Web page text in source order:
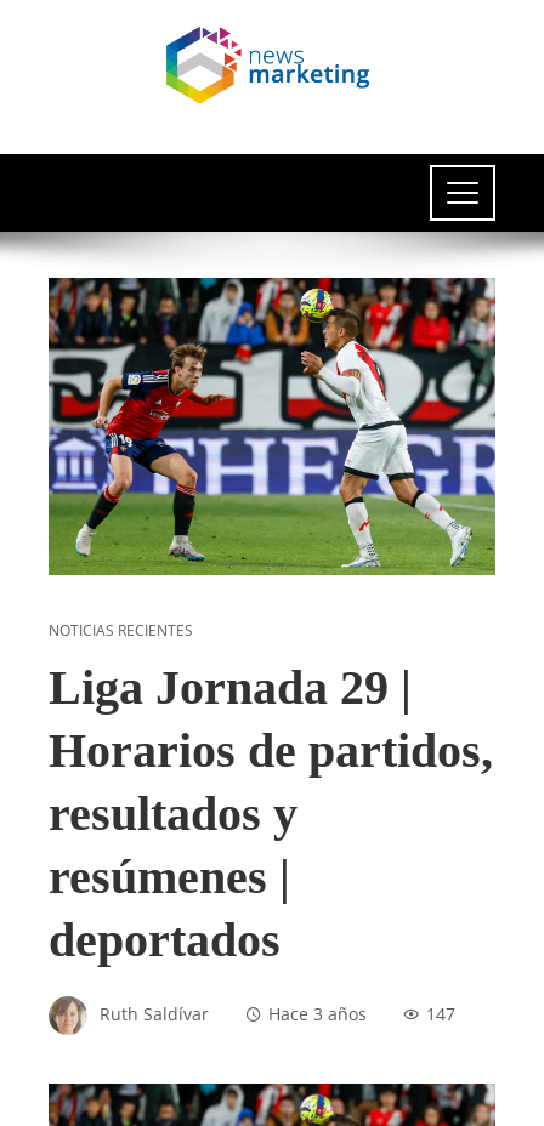
NOTICIAS RECIENTES
Liga Jornada 29 |
Horarios de partidos,
resultados y
resúmenes |
deportados
Ruth Saldívar Hace 3 años 147